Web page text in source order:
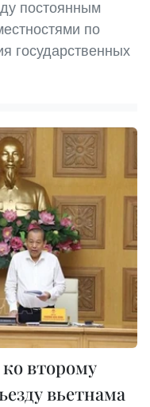
постоянным
по
государственных
второму
вьетнама